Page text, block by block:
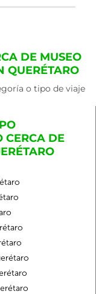
DE MUSEO
QUERÉTARO
o tipo de viaje
CERCA DE